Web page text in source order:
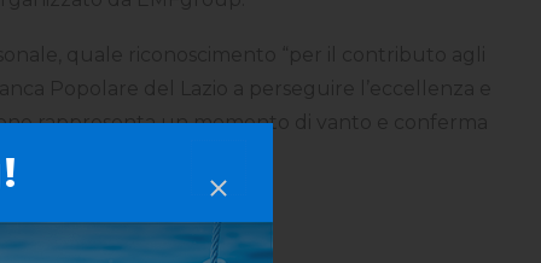
rappresenta un momento di vanto e conferma